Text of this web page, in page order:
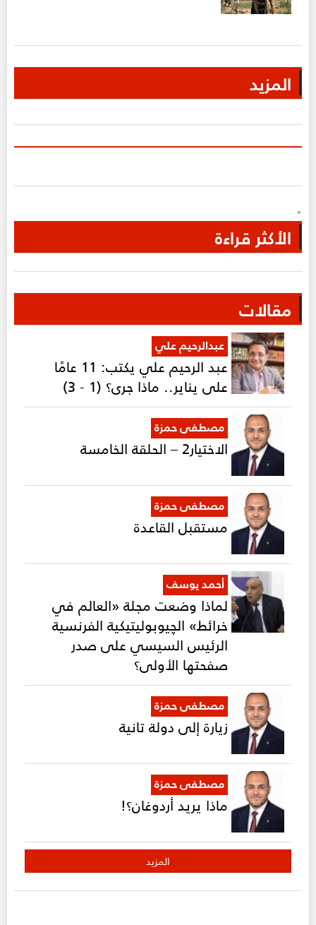
المزيد
"
الأكثر قراءة
مقالات
عبدالرحيم علي
عبد الرحيم علي يكتب: 11 عامًا
على يناير.. ماذا جرى؟ (1 - 3)
مصطفى حمزة
الاختيار2 – الحلقة الخامسة
مصطفى حمزة
مستقبل القاعدة
أحمد يوسف
لماذا وضعت مجلة «العالم في
خرائط» الچيوبوليتيكية الفرنسية
الرئيس السيسي على صدر
صفحتها الأولى؟
مصطفى حمزة
زيارة إلى دولة تانية
مصطفى حمزة
ماذا يريد أردوغان؟!
المزيد